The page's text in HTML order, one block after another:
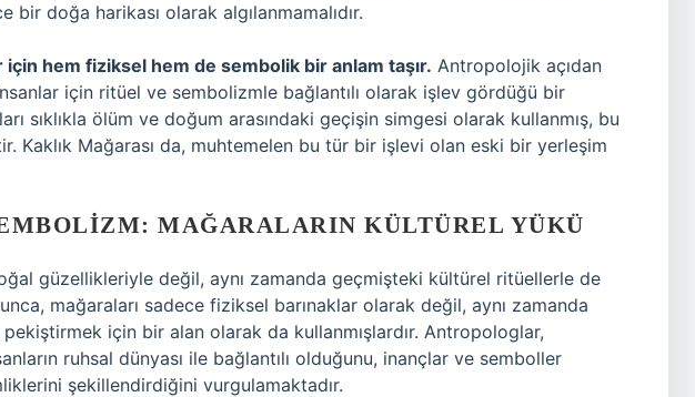
bir doğa harikası olarak algılanmamalıdır.
hem fiziksel hem de sembolik bir anlam taşır. Antropolojik açıdan
insanlar için ritüel ve sembolizmle bağlantılı olarak işlev gördüğü bir
sıklıkla ölüm ve doğum arasındaki geçişin simgesi olarak kullanmış, bu
Kaklık Mağarası da, muhtemelen bu tür bir işlevi olan eski bir yerleşim
MAĞARALARIN KÜLTÜREL YÜKÜ
güzellikleriyle değil, aynı zamanda geçmişteki kültürel ritüellerle de
mağaraları sadece fiziksel barınaklar olarak değil, aynı zamanda
pekiştirmek için bir alan olarak da kullanmışlardır. Antropologlar,
ruhsal dünyası ile bağlantılı olduğunu, inançlar ve semboller
şekillendirdiğini vurgulamaktadır.